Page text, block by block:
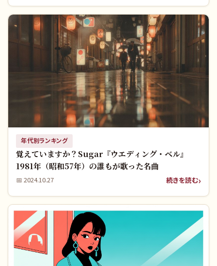
年代別ランキング
覚えていますか？Sugar『ウエディング・ベル』
1981年（昭和57年）の誰もが歌った名曲
📅 2024.10.27 続きを読む